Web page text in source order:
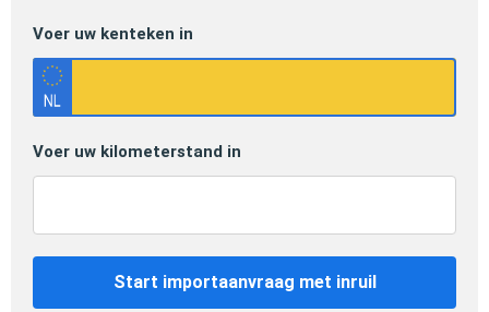
Voer uw kenteken in
Voer uw kilometerstand in
Start importaanvraag met inruil